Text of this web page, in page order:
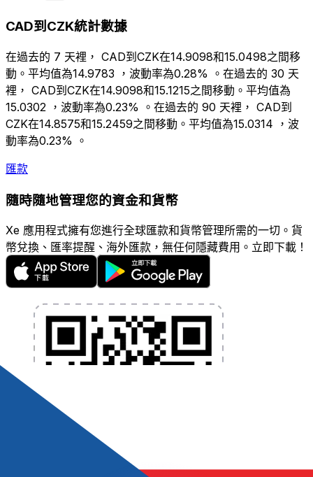
CAD到CZK統計數據
在過去的 7 天裡， CAD到CZK在14.9098和15.0498之間移
動。平均值為14.9783 ，波動率為0.28% 。在過去的 30 天
裡， CAD到CZK在14.9098和15.1215之間移動。平均值為
15.0302 ，波動率為0.23% 。在過去的 90 天裡， CAD到
CZK在14.8575和15.2459之間移動。平均值為15.0314 ，波
動率為0.23% 。
匯款
隨時隨地管理您的資金和貨幣
Xe 應用程式擁有您進行全球匯款和貨幣管理所需的一切。貨
幣兌換、匯率提醒、海外匯款，無任何隱藏費用。立即下載！